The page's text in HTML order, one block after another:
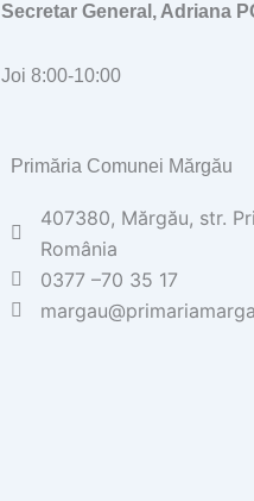
Secretar General, Adriana
Joi 8:00-10:00
Primăria Comunei Mărgău
407380, Mărgău, str.
România
0377 –70 35 17